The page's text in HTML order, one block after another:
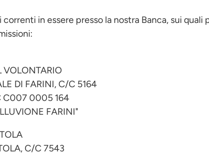
in essere presso la nostra Banca, sui
DI FARINI, C/C 5164
C007 0005 164
FARINI"
C/C 7543